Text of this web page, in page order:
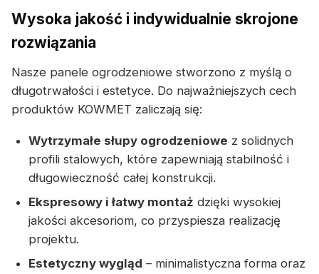
Wysoka jakość i indywidualnie skrojone
rozwiązania
Nasze panele ogrodzeniowe stworzono z myślą o
długotrwałości i estetyce. Do najważniejszych cech
produktów KOWMET zaliczają się:
Wytrzymałe słupy ogrodzeniowe z solidnych
profili stalowych, które zapewniają stabilność i
długowieczność całej konstrukcji.
Ekspresowy i łatwy montaż dzięki wysokiej
jakości akcesoriom, co przyspiesza realizację
projektu.
Estetyczny wygląd – minimalistyczna forma oraz